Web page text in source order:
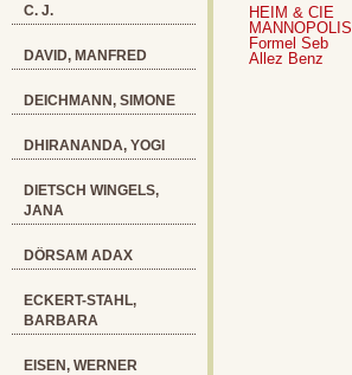
C. J.
DAVID, MANFRED
DEICHMANN, SIMONE
DHIRANANDA, YOGI
DIETSCH WINGELS,
JANA
DÖRSAM ADAX
ECKERT-STAHL,
BARBARA
EISEN, WERNER
HEIM & CIE
MANNOPOLIS
Formel Seb
Allez Benz